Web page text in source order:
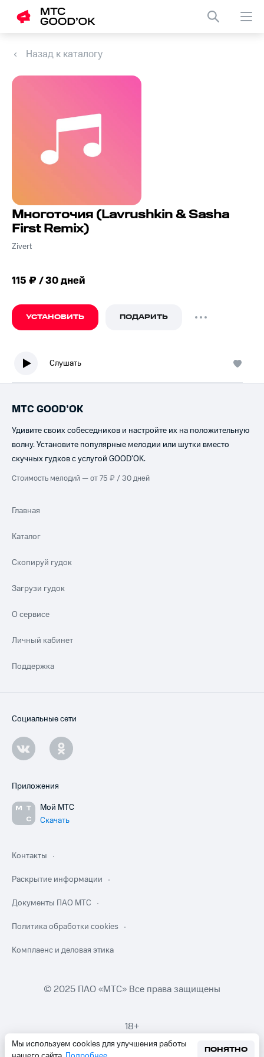
Назад к каталогу
Многоточия (Lavrushkin & Sasha
First Remix)
Zivert
115 ₽ / 30 дней
УСТАНОВИТЬ ПОДАРИТЬ
Слушать
Мы используем cookies для улучшения работы
ПОНЯТНО
МТС GOOD’OK
Удивите своих собеседников и настройте их на положительную
волну. Установите популярные мелодии или шутки вместо
скучных гудков с услугой GOOD’OK.
Стоимость мелодий — от 75 ₽ / 30 дней
Главная
Каталог
Скопируй гудок
Загрузи гудок
О сервисе
Личный кабинет
Поддержка
Социальные сети
Приложения
Мой МТС
Скачать
Контакты
Раскрытие информации
Документы ПАО МТС
Политика обработки cookies
Комплаенс и деловая этика
© 2025 ПАО «МТС» Все права защищены
18+